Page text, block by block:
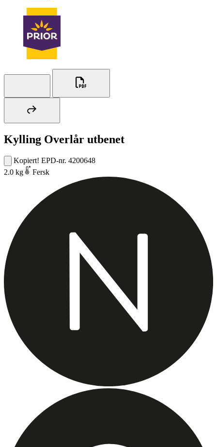
Kylling Overlår utbenet
Kopiert! EPD-nr. 4200648
2.0 kg
Fersk